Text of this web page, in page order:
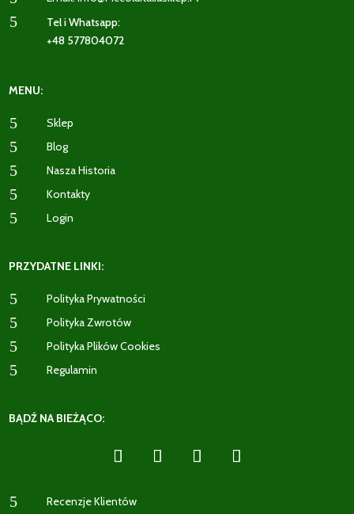
5
Tel i Whatsapp:
+48 577804072
MENU:
5 Sklep
5 Blog
5 Nasza Historia
5 Kontakty
5 Login
PRZYDATNE LINKI:
5 Polityka Prywatności
5 Polityka Zwrotów
5 Polityka Plików Cookies
5 Regulamin
BĄDŹ NA BIEŻĄCO:
5 Recenzje Klientów